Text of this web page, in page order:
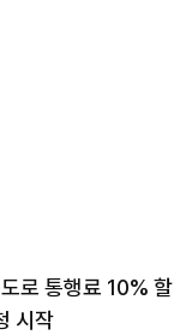
로 통행료 10% 할
시작